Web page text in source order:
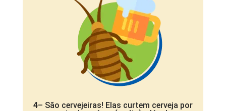
4– São cervejeiras! Elas curtem cerveja por